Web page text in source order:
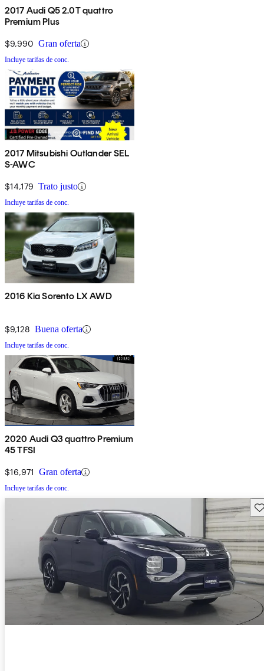
2017 Audi Q5 2.0T quattro
Premium Plus
$9,990 Gran oferta
Incluye tarifas de conc.
2017 Mitsubishi Outlander SEL
S-AWC
$14,179 Trato justo
Incluye tarifas de conc.
2016 Kia Sorento LX AWD
$9,128 Buena oferta
Incluye tarifas de conc.
2020 Audi Q3 quattro Premium
45 TFSI
$16,971 Gran oferta
Incluye tarifas de conc.